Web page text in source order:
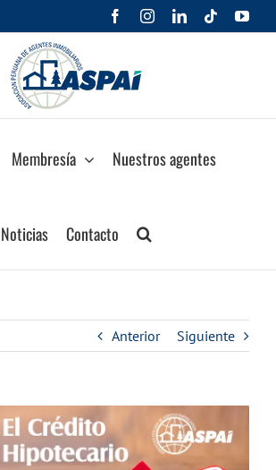
FacebookInstagramLinkedIn
Tiktok
Membresía Nuestros agentes
Noticias Contacto
Anterior Siguiente